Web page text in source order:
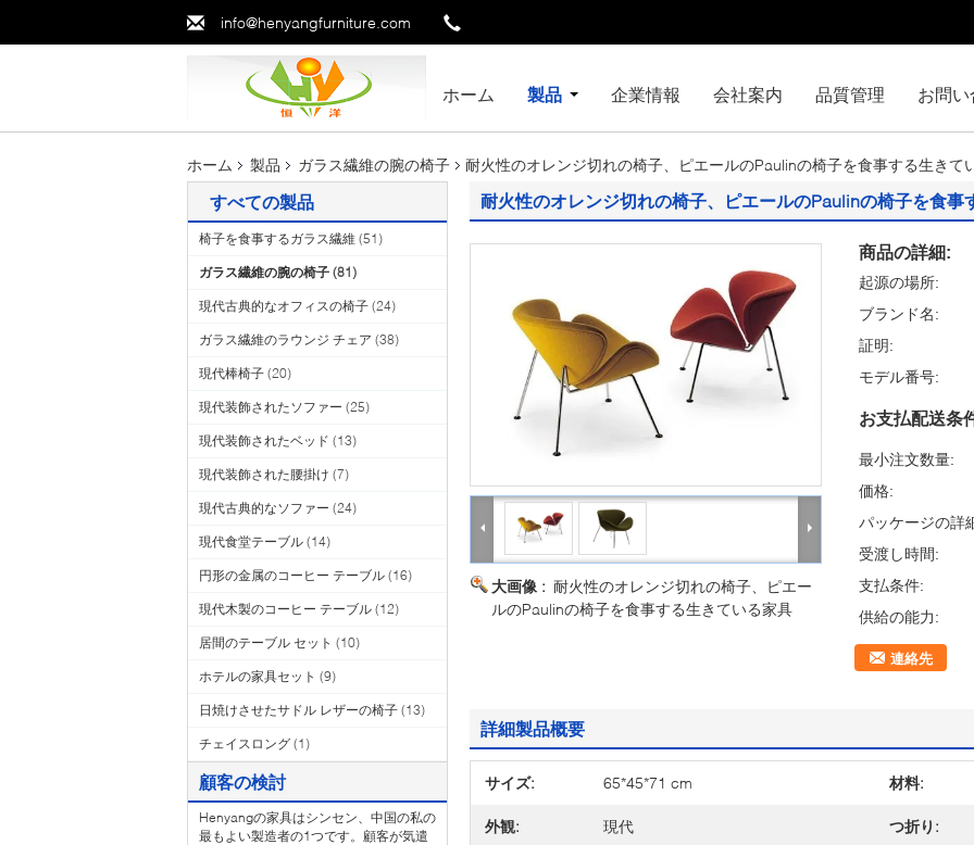
info@henyangfurniture.com
ホーム 製品 企業情報 会社案内 品質管理 お問
ホーム 製品 ガラス繊維の腕の椅子 耐火性のオレンジ切れの椅子、ピエールのPaulinの椅子を食事する生きて
すべての製品
椅子を食事するガラス繊維 (51)
ガラス繊維の腕の椅子 (81)
現代古典的なオフィスの椅子 (24)
ガラス繊維のラウンジ チェア (38)
現代棒椅子 (20)
現代装飾されたソファー (25)
現代装飾されたベッド (13)
現代装飾された腰掛け (7)
現代古典的なソファー (24)
現代食堂テーブル (14)
円形の金属のコーヒー テーブル (16)
現代木製のコーヒー テーブル (12)
居間のテーブル セット (10)
ホテルの家具セット (9)
日焼けさせたサドル レザーの椅子 (13)
チェイスロング (1)
顧客の検討
Henyangの家具はシンセン、中国の私の
最もよい製造者の1つです。顧客が気遣
耐火性のオレンジ切れの椅子、ピエールのPaulinの椅子を食事
大画像 : 耐火性のオレンジ切れの椅子、ピエー
ルのPaulinの椅子を食事する生きている家具
商品の詳細:
起源の場所:
ブランド名:
証明:
モデル番号:
お支払配送条
最小注文数量:
価格:
パッケージの詳
受渡し時間:
支払条件:
供給の能力:
連絡先
詳細製品概要
サイズ: 65*45*71 cm 材料:
外観: 現代 つ折り: